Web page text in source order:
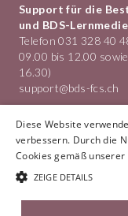
Support für die
und BDS-
Telefon 031 328 40
09.00 bis 12.00
16.30)
support@bds-fcs.ch
Bildung Detailhandel
Hotelgasse 1
3011 Bern
info@bds-fcs.ch
Diese Website
verbessern. Durch die
Cookies gemäß
ZEIGE DETAILS